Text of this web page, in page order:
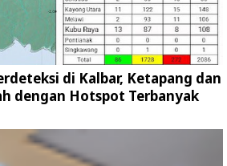
di Kalbar, Ketapang dan
dengan Hotspot Terbanyak